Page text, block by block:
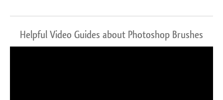
Helpful Video Guides about Photoshop Brushes